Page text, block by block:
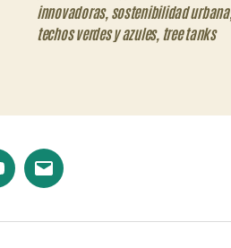
innovadoras, sostenibilidad urbana,
techos verdes y azules, tree tanks
Correo